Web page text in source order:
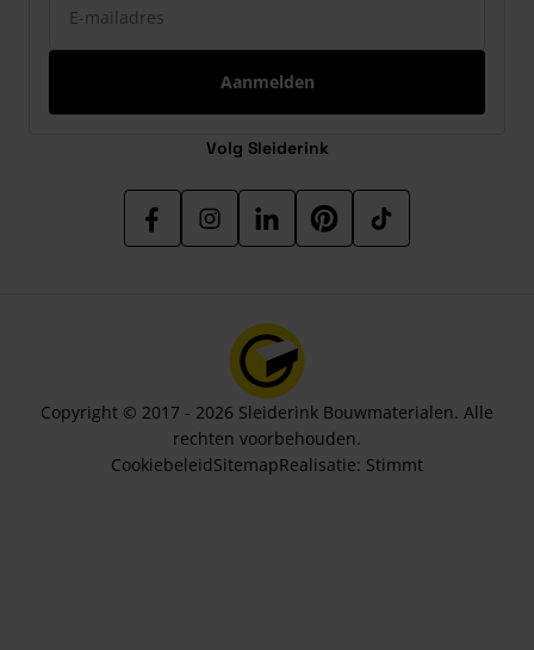
Aanmelden
Volg Sleiderink
Copyright © 2017 - 2026 Sleiderink Bouwmaterialen. Alle
rechten voorbehouden.
CookiebeleidSitemapRealisatie: Stimmt